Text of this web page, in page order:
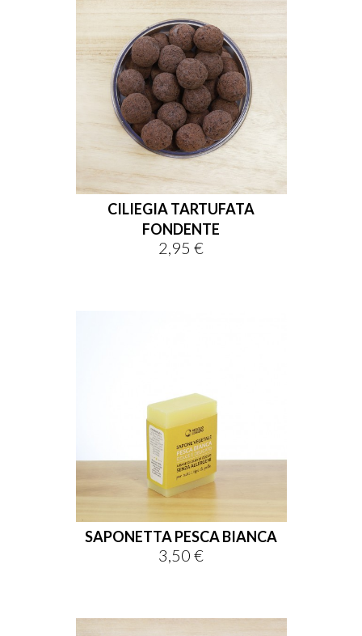
CILIEGIA TARTUFATA
FONDENTE
Prezzo
2,95 €
SAPONETTA PESCA BIANCA
Prezzo
3,50 €